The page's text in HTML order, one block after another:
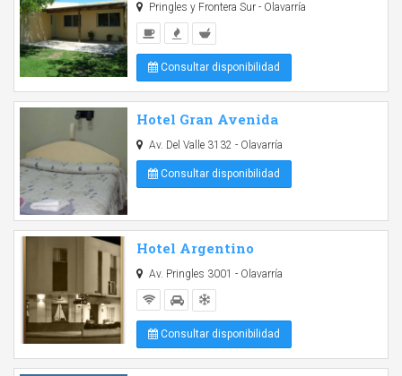
Pringles y Frontera Sur - Olavarría
Consultar disponibilidad
Hotel Gran Avenida
Av. Del Valle 3132 - Olavarría
Consultar disponibilidad
Hotel Argentino
Av. Pringles 3001 - Olavarría
Consultar disponibilidad